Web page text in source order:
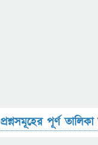
প্রশ্নসমূহের পূর্ণ তালিকা